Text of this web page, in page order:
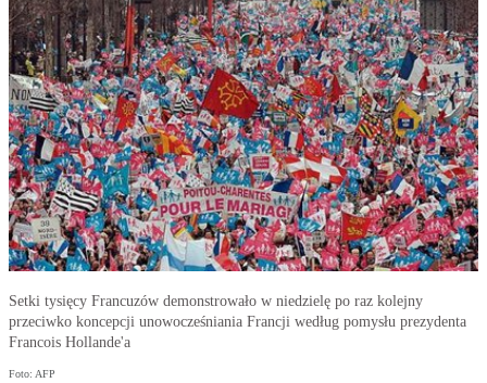
Setki tysięcy Francuzów demonstrowało w niedzielę po raz kolejny
przeciwko koncepcji unowocześniania Francji według pomysłu prezydenta
Francois Hollande'a
Foto: AFP